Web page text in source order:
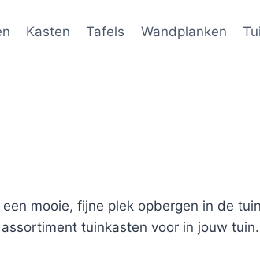
Kasten Tafels Wandplanken
mooie, fijne plek opbergen in de
tuinkasten voor in jouw tuin.